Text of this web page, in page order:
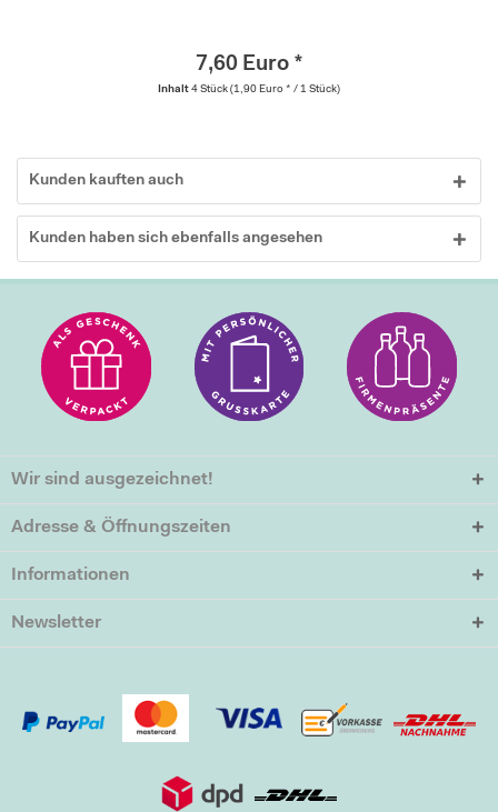
7,60 Euro *
Inhalt 4 Stück (1,90 Euro * / 1 Stück)
Kunden kauften auch
Kunden haben sich ebenfalls angesehen
Wir sind ausgezeichnet!
Adresse & Öffnungszeiten
Informationen
Newsletter